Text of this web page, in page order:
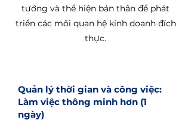
tưởng và thể hiện bản thân để phát
triển các mối quan hệ kinh doanh đích
thực.
Quản lý thời gian và công việc:
Làm việc thông minh hơn (1
ngày)